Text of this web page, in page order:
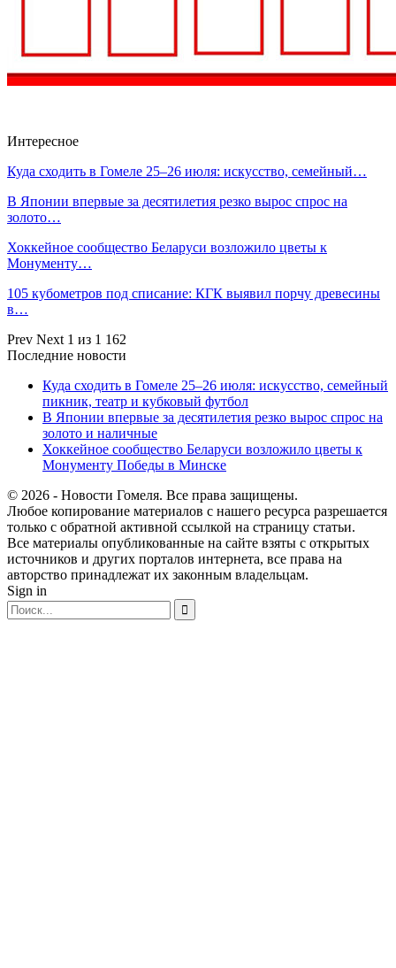
Интересное
Куда сходить в Гомеле 25–26 июля: искусство, семейный…
В Японии впервые за десятилетия резко вырос спрос на
золото…
Хоккейное сообщество Беларуси возложило цветы к
Монументу…
105 кубометров под списание: КГК выявил порчу древесины
в…
Prev Next 1 из 1 162
Последние новости
Куда сходить в Гомеле 25–26 июля: искусство, семейный
пикник, театр и кубковый футбол
В Японии впервые за десятилетия резко вырос спрос на
золото и наличные
Хоккейное сообщество Беларуси возложило цветы к
Монументу Победы в Минске
© 2026 - Новости Гомеля. Все права защищены.
Любое копирование материалов с нашего ресурса разрешается
только с обратной активной ссылкой на страницу статьи.
Все материалы опубликованные на сайте взяты с открытых
источников и других порталов интернета, все права на
авторство принадлежат их законным владельцам.
Sign in